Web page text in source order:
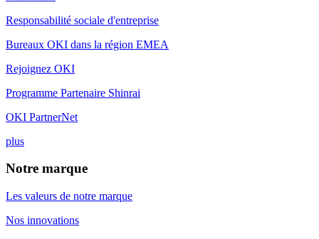
Responsabilité sociale d'entreprise
Bureaux OKI dans la région EMEA
Rejoignez OKI
Programme Partenaire Shinrai
OKI PartnerNet
plus
Notre marque
Les valeurs de notre marque
Nos innovations